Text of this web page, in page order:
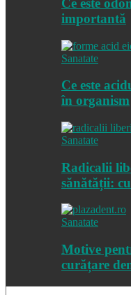
Ce este
importantă
Sanatate
Ce este
în organism
Sanatate
Radicalii
sănătății:
Sanatate
Motive
curățare